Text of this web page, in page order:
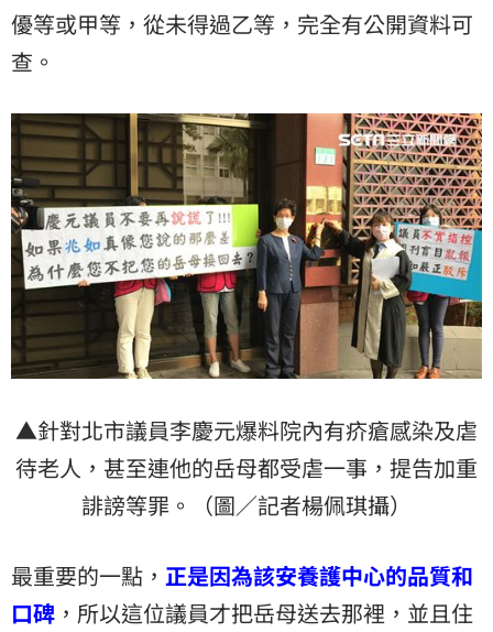
優等或甲等，從未得過乙等，完全有公開資料可
查。
▲針對北市議員李慶元爆料院內有疥瘡感染及虐
待老人，甚至連他的岳母都受虐一事，提告加重
誹謗等罪。（圖／記者楊佩琪攝）
最重要的一點， 正是因為該安養護中心的品質和
口碑 ，所以這位議員才把岳母送去那裡，並且住